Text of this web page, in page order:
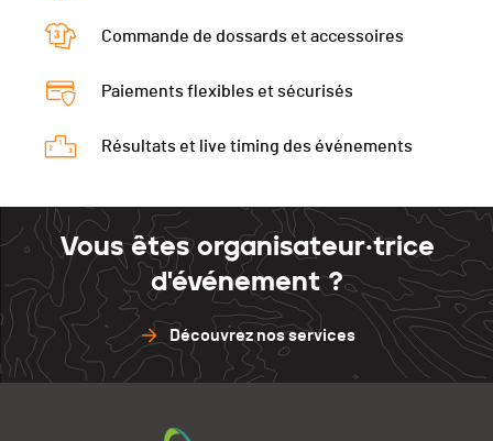
Commande de dossards et accessoires
Paiements flexibles et sécurisés
Résultats et live timing des événements
Vous êtes organisateur·trice
d'événement ?
Découvrez nos services